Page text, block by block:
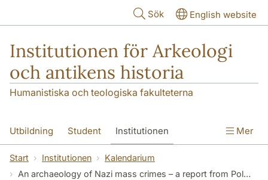
Sök English website
Institutionen för Arkeologi
och antikens historia
Humanistiska och teologiska fakulteterna
Utbildning Student Institutionen
Forskning Kontakt
Mer
Start Institutionen
Kalendarium
An archaeology of Nazi mass crimes – a report from Poland.